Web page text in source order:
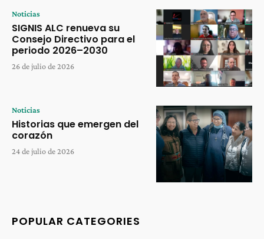
Noticias
SIGNIS ALC renueva su
Consejo Directivo para el
periodo 2026–2030
26 de julio de 2026
Noticias
Historias que emergen del
corazón
24 de julio de 2026
POPULAR CATEGORIES